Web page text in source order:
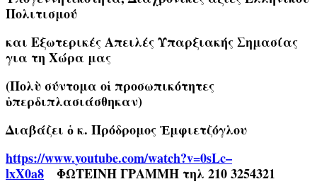
Πολιτισμού
και Εξωτερικές Απειλές Υπαρξιακής Σημασίας
για τη Χώρα μας
(Πολὺ σύντομα οἱ προσωπικότητες
ὑπερδιπλασιάσθηκαν)
Διαβάζει ὁ κ. Πρόδρομος Ἐμφιετζόγλου
https://www.youtube.com/watch?v=0sLc–
lxX0a8 ΦΩΤΕΙΝΗ ΓΡΑΜΜΗ τηλ 210 3254321